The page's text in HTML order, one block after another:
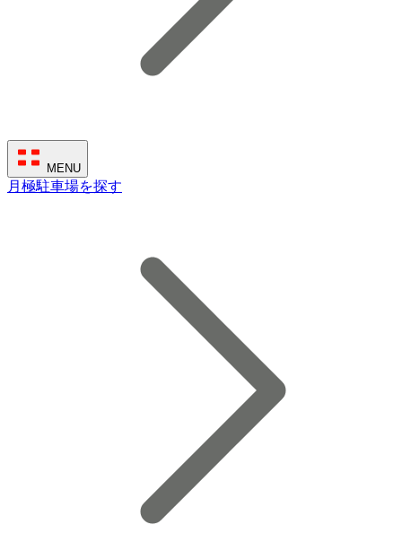
MENU
月極駐車場を探す